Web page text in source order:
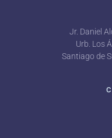
Jr. Daniel
Urb. Los
Santiago de